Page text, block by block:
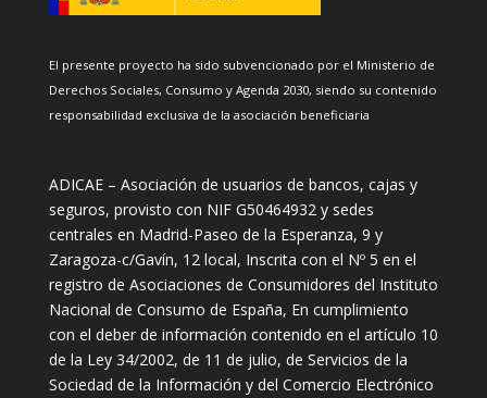
El presente proyecto ha sido subvencionado por el Ministerio de
Derechos Sociales, Consumo y Agenda 2030, siendo su contenido
responsabilidad exclusiva de la asociación beneficiaria
ADICAE – Asociación de usuarios de bancos, cajas y
seguros, provisto con NIF G50464932 y sedes
centrales en Madrid-Paseo de la Esperanza, 9 y
Zaragoza-c/Gavín, 12 local, Inscrita con el Nº 5 en el
registro de Asociaciones de Consumidores del Instituto
Nacional de Consumo de España, En cumplimiento
con el deber de información contenido en el artículo 10
de la Ley 34/2002, de 11 de julio, de Servicios de la
Sociedad de la Información y del Comercio Electrónico